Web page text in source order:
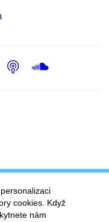
Podcast
cookies. Když
nám